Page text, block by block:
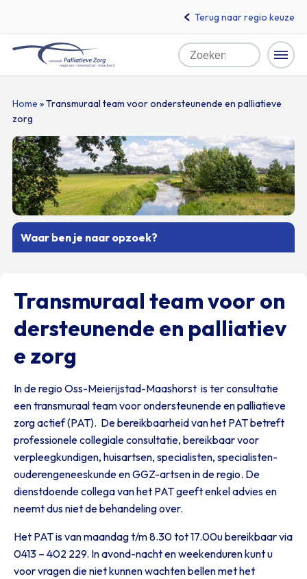
Naar
hoofdinhoud
Terug naar regio keuze
Home Zoeken
Home »Transmuraal team voor ondersteunende en palliatieve
zorg
Waar ben je naar opzoek?
Transmuraal team voor on
dersteunende en palliatiev
e zorg
In de regio Oss-Meierijstad-Maashorst is ter consultatie
een transmuraal team voor ondersteunende en palliatieve
zorg actief (PAT). De bereikbaarheid van het PAT betreft
professionele collegiale consultatie, bereikbaar voor
verpleegkundigen, huisartsen, specialisten, specialisten-
ouderengeneeskunde en GGZ-artsen in de regio. De
dienstdoende collega van het PAT geeft enkel advies en
neemt dus niet de behandeling over.
Het PAT is van maandag t/m 8.30 tot 17.00u bereikbaar via
0413 – 402 229. In avond-nacht en weekenduren kunt u
voor vragen die niet kunnen wachten bellen met het